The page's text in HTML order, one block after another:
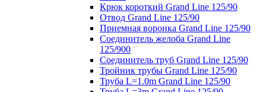
Крюк короткий Grand Line 125/90
Отвод Grand Line 125/90
Приемная воронка Grand Line 125/90
Соединитель желоба Grand Line
125/900
Соединитель труб Grand Line 125/90
Тройник трубы Grand Line 125/90
Труба L=1.0m Grand Line 125/90